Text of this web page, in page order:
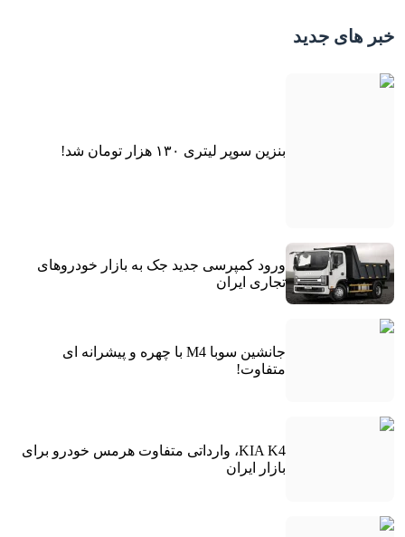
خبر های جدید
بنزین سوپر لیتری ۱۳۰ هزار تومان شد!
ورود کمپرسی جدید جک به بازار خودروهای
تجاری ایران
جانشین سوبا M4 با چهره و پیشرانه ای
متفاوت!
KIA K4، وارداتی متفاوت هرمس خودرو برای
بازار ایران